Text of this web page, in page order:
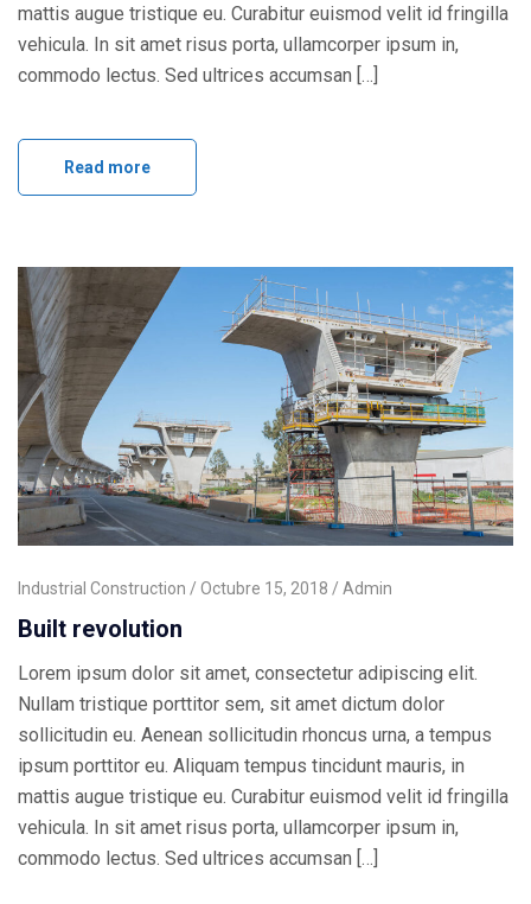
mattis augue tristique eu. Curabitur euismod velit id fringilla
vehicula. In sit amet risus porta, ullamcorper ipsum in,
commodo lectus. Sed ultrices accumsan […]
Read more
Industrial Construction Octubre 15, 2018 Admin
Built revolution
Lorem ipsum dolor sit amet, consectetur adipiscing elit.
Nullam tristique porttitor sem, sit amet dictum dolor
sollicitudin eu. Aenean sollicitudin rhoncus urna, a tempus
ipsum porttitor eu. Aliquam tempus tincidunt mauris, in
mattis augue tristique eu. Curabitur euismod velit id fringilla
vehicula. In sit amet risus porta, ullamcorper ipsum in,
commodo lectus. Sed ultrices accumsan […]